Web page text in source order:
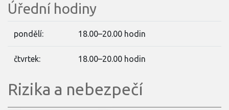
Úřední hodiny
pondělí: 18.00–20.00 hodin
čtvrtek: 18.00–20.00 hodin
Rizika a nebezpečí